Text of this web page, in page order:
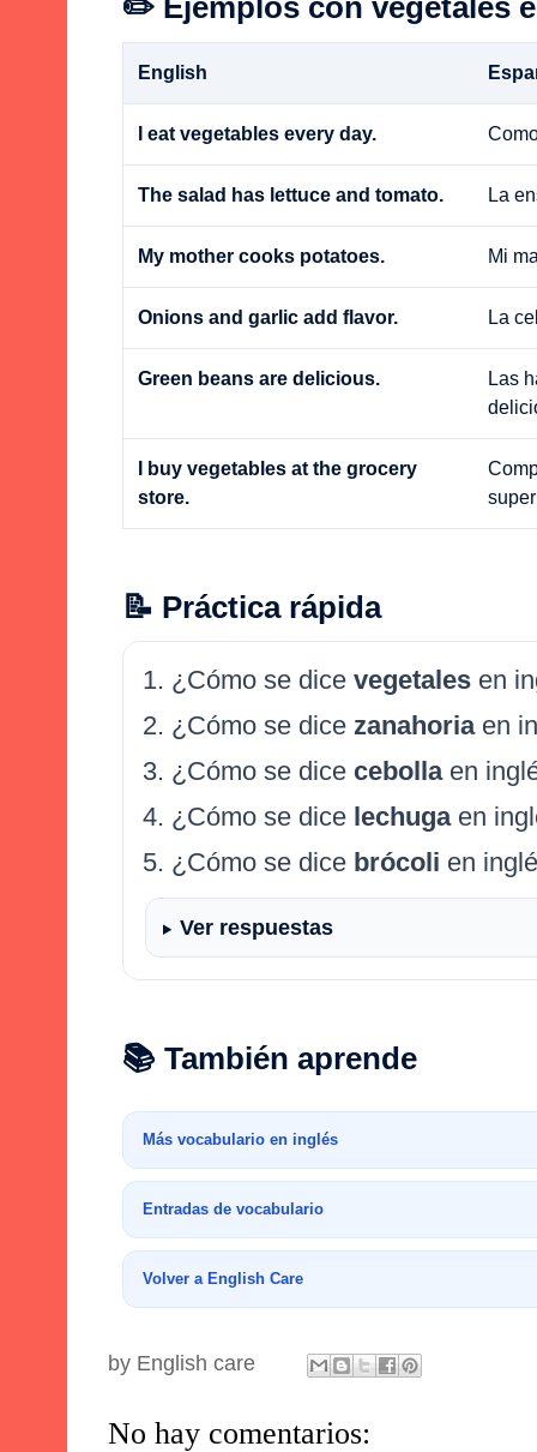
✏️ Ejemplos con vegetales
English
I eat vegetables every day.
The salad has lettuce and tomato. La
My mother cooks potatoes. Mi
Onions and garlic add flavor. La
Green beans are delicious.
Las
I buy vegetables at the grocery
store.
📝 Práctica rápida
¿Cómo se dice vegetales en
¿Cómo se dice zanahoriaen
¿Cómo se dice cebollaen
¿Cómo se dice lechugaen
¿Cómo se dice brócoli en
Ver respuestas
📚 También aprende
Más vocabulario en inglés
Entradas de vocabulario
Volver a English Care
by English care
No hay comentarios: